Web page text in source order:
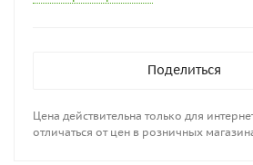
Поделиться
Цена действительна только для
отличаться от цен в розничных